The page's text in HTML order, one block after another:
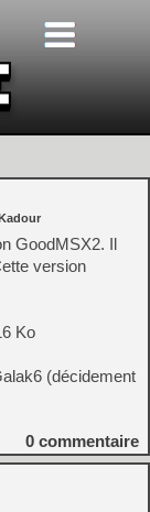
GoodMSX2. Il
version
Ko
(décidement
0 commentaire